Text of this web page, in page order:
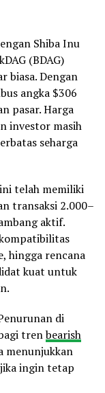
Shiba Inu
(BDAG)
biasa. Dengan
angka $306
pasar. Harga
investor masih
seharga
telah memiliki
transaksi 2.000–
aktif.
hingga rencana
kuat untuk
di
trenbearish
menunjukkan
ingin tetap